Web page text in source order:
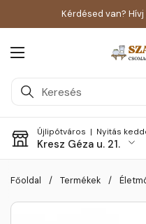
Kérdésed van?
Menü megnyitása
Újlipótváros | Nyitás
Kresz Géza u. 21.
Főoldal / Termékek /